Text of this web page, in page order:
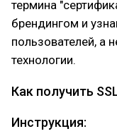
термина
брендингом и
пользователей, а
технологии.
Как получить
Инструкция: